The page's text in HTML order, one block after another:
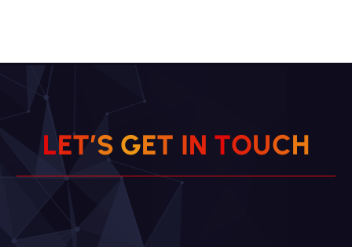
LET’S GET IN TOUCH